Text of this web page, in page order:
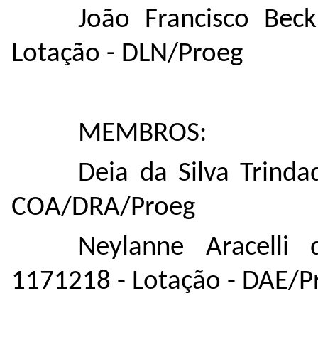
João Francisco
Lotação - DLN/Proeg
MEMBROS:
Deia da Silva
COA/DRA/Proeg
Neylanne Aracelli
1171218 - Lotação - DAE/